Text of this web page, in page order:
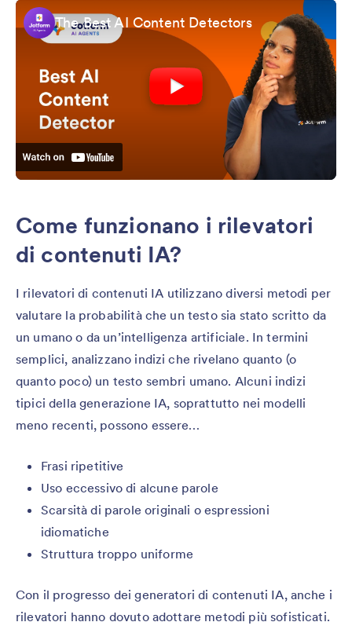
The Best AI Content Detectors
Come funzionano i rilevatori
di contenuti IA?
I rilevatori di contenuti IA utilizzano diversi metodi per
valutare la probabilità che un testo sia stato scritto da
un umano o da un’intelligenza artificiale. In termini
semplici, analizzano indizi che rivelano quanto (o
quanto poco) un testo sembri umano. Alcuni indizi
tipici della generazione IA, soprattutto nei modelli
meno recenti, possono essere…
Frasi ripetitive
Uso eccessivo di alcune parole
Scarsità di parole originali o espressioni
idiomatiche
Struttura troppo uniforme
Con il progresso dei generatori di contenuti IA, anche i
rilevatori hanno dovuto adottare metodi più sofisticati.